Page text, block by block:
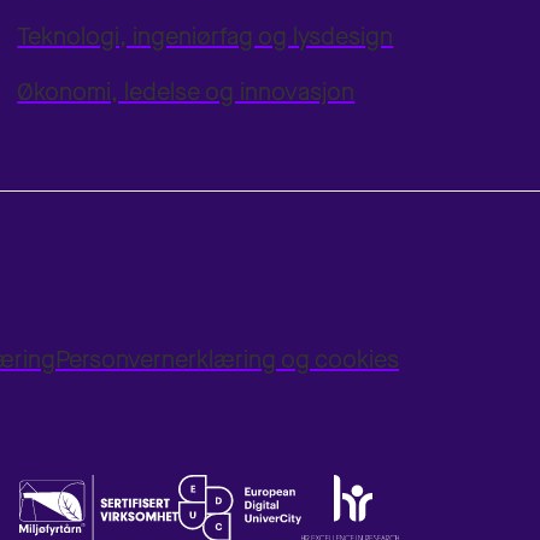
Teknologi, ingeniørfag og lysdesign
Økonomi, ledelse og innovasjon
Personvernerklæring og cookies